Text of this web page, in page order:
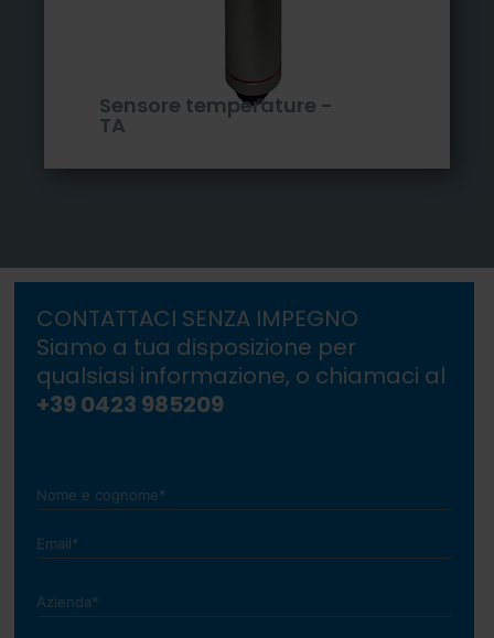
Sensore temperature -
TA
CONTATTACI SENZA IMPEGNO
Siamo a tua disposizione per
qualsiasi informazione, o chiamaci al
+39 0423 985209